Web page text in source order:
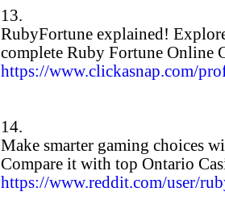
13.
RubyFortune explained!
complete Ruby Fortune Online
https://www.clickasnap.com/
14.
Make smarter gaming choices
Compare it with top Ontario
https://www.reddit.com/user/